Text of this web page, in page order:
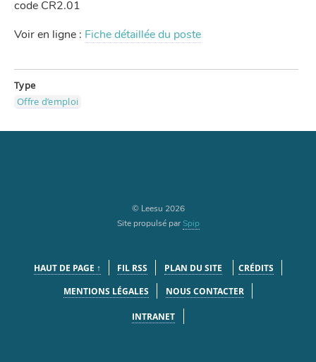
code CR2.01
Voir en ligne : Fiche détaillée du poste
Type
Offre d’emploi
© Leesu 2026
Site propulsé parSpip
HAUT DE PAGE ↑ FIL RSS PLAN DU SITE
CRÉDITS
MENTIONS LÉGALES
NOUS CONTACTER
INTRANET